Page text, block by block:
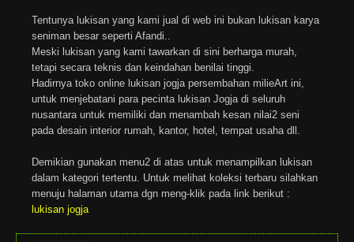
Tentunya lukisan yang kami jual di web ini bukan lukisan karya
seniman besar seperti Afandi..
Meski lukisan yang kami tawarkan di sini berharga murah,
tetapi secara teknis dan keindahan benilai tinggi.
Hadirnya toko online lukisan jogja persembahan milieArt ini,
untuk menjebatani para pecinta lukisan Jogja di seluruh
nusantara untuk memiliki dan menambah kesan nilai2 seni
pada desain interior rumah, kantor, hotel, tempat usaha dll.
Demikian gunakan menu2 di atas untuk menampilkan lukisan
dalam kategori tertentu. Untuk melihat koleksi terbaru silahkan
menuju halaman utama dgn meng-klik pada link berikut :
lukisan jogja